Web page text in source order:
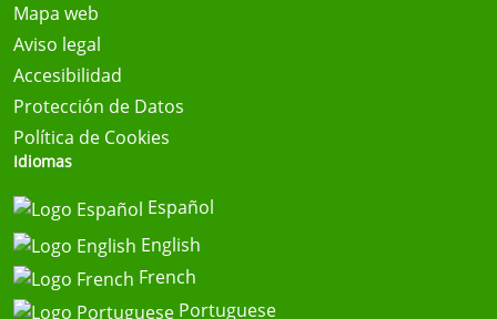
Mapa web
Aviso legal
Accesibilidad
Protección de Datos
Política de Cookies
Idiomas
Español
English
French
Portuguese